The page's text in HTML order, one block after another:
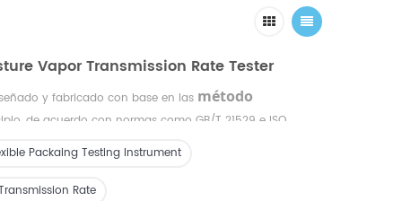
Vapor Transmission Rate Tester
y fabricado con base en las método
de acuerdo con normas como GB/T 21529 e ISO
analizar la permeabilidad al vapor de agua de películas,
Packaing Testing Instrument
Rate